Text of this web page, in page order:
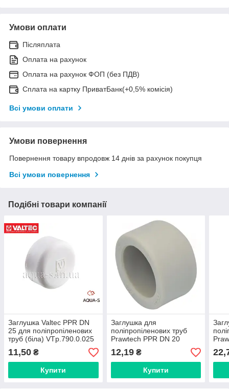
Умови оплати
Післяплата
Оплата на рахунок
Оплата на рахунок ФОП (без ПДВ)
Сплата на картку ПриватБанк(+0,5% комісія)
Всі умови оплати
Умови повернення
Повернення товару впродовж 14 днів за рахунок покупця
Всі умови повернення
Подібні товари компанії
Заглушка Valtec PPR DN
25 для поліпропіленових
труб (біла) VTp.790.0.025
11,50 ₴
Купити
Заглушка для
поліпропіленових труб
Prawtech PPR DN 20
12,19₴
Купити